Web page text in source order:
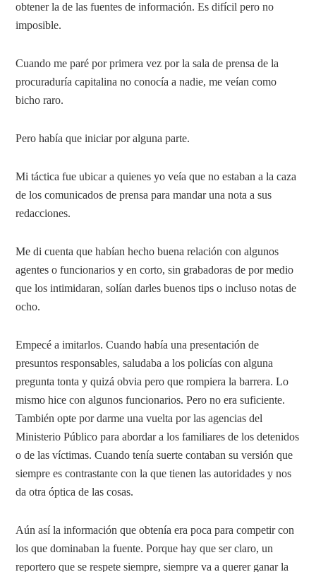
obtener la de las fuentes de información. Es difícil pero no
imposible.
Cuando me paré por primera vez por la sala de prensa de la
procuraduría capitalina no conocía a nadie, me veían como
bicho raro.
Pero había que iniciar por alguna parte.
Mi táctica fue ubicar a quienes yo veía que no estaban a la caza
de los comunicados de prensa para mandar una nota a sus
redacciones.
Me di cuenta que habían hecho buena relación con algunos
agentes o funcionarios y en corto, sin grabadoras de por medio
que los intimidaran, solían darles buenos tips o incluso notas de
ocho.
Empecé a imitarlos. Cuando había una presentación de
presuntos responsables, saludaba a los policías con alguna
pregunta tonta y quizá obvia pero que rompiera la barrera. Lo
mismo hice con algunos funcionarios. Pero no era suficiente.
También opte por darme una vuelta por las agencias del
Ministerio Público para abordar a los familiares de los detenidos
o de las víctimas. Cuando tenía suerte contaban su versión que
siempre es contrastante con la que tienen las autoridades y nos
da otra óptica de las cosas.
Aún así la información que obtenía era poca para competir con
los que dominaban la fuente. Porque hay que ser claro, un
reportero que se respete siempre, siempre va a querer ganar la